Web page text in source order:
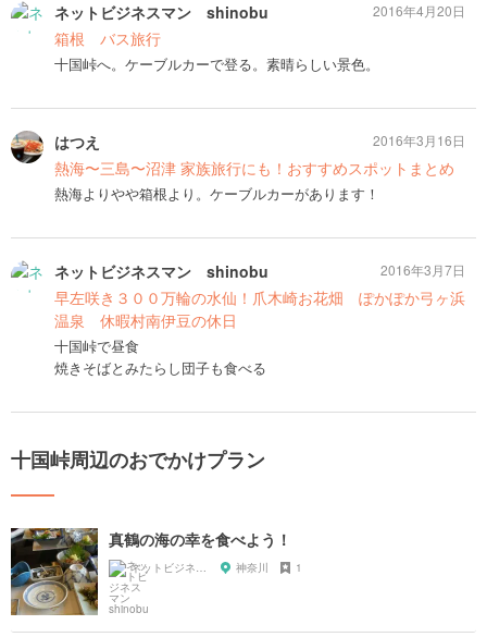
ネットビジネスマン shinobu
箱根 バス旅行
十国峠へ。ケーブルカーで登る。素晴らしい景色。
2016年4月20日
はつえ
熱海〜三島〜沼津 家族旅行にも！おすすめスポットまとめ
熱海よりやや箱根より。ケーブルカーがあります！
2016年3月16日
ネットビジネスマン shinobu
早左咲き３００万輪の水仙！爪木崎お花畑 ぽかぽか弓ヶ浜
温泉 休暇村南伊豆の休日
十国峠で昼食
焼きそばとみたらし団子も食べる
2016年3月7日
十国峠周辺のおでかけプラン
真鶴の海の幸を食べよう！
ネットビジネスマン shinobu 神奈川 1